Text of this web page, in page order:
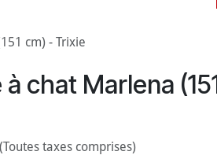
cm) - Trixie
chat Marlena
(Toutes taxes comprises)